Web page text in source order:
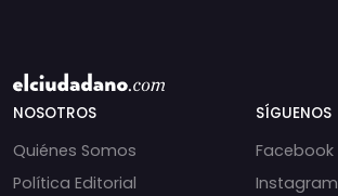
NOSOTROS
Quiénes Somos
Política Editorial
SÍGUENOS
Facebook
Instagram